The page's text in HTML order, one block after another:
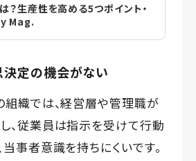
？生産性を高める5つポイント・
Mag.
定の機会がない
組織では、経営層や管理職が
、従業員は指示を受けて行動
事者意識を持ちにくいです。